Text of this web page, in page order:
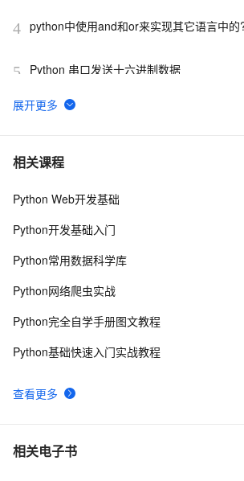
4 python中使用and和or来实现其它语言中的
5 Python 串口发送十六进制数据
6 Python 多线程之threading介绍
7 python synflood test
8 Python深度学习面试：CNN、RNN与
10Python探索记(15)——Python内置函数
相关课程
查看更多
Python Web开发基础
Python开发基础入门
Python常用数据科学库
Python网络爬虫实战
Python完全自学手册图文教程
Python基础快速入门实战教程
相关电子书